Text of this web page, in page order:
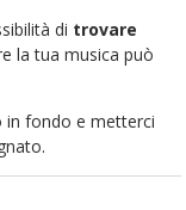
di trovare
la tua musica può
in fondo e metterci